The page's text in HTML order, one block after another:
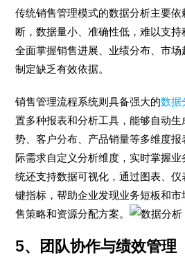
传统销售管理模式的数据分析主要依
断，数据量小、准确性低，难以支
全面掌握销售进展、业绩分布、市
制定缺乏有效依据。
销售管理流程系统则具备强大的数据
置多种报表和分析工具，能够自动
势、客户分布、产品销量等多维度
际需求自定义分析维度，实时掌握
统还支持数据可视化，通过图表、
键指标，帮助企业发现业务短板和
售策略和资源分配方案。
5、团队协作与绩效管理